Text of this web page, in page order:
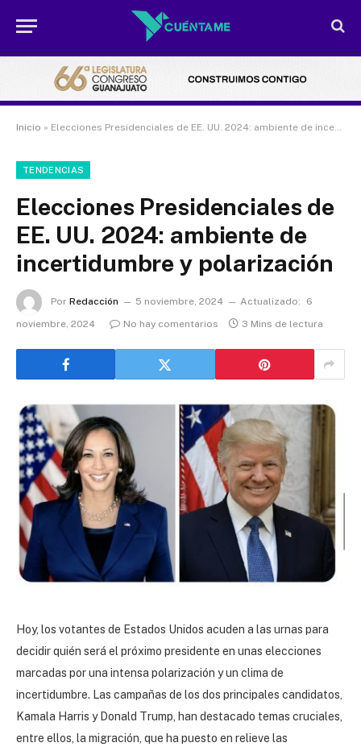
Inicio » Elecciones Presidenciales de EE. UU. 2024: ambiente de incertidumbre y polarización
TENDENCIAS
Elecciones Presidenciales de
EE. UU. 2024: ambiente de
incertidumbre y polarización
Por Redacción 5 noviembre, 2024 Actualizado:
6
noviembre, 2024
No hay comentarios 3 Mins de lectura
Hoy, los votantes de Estados Unidos acuden a las urnas para
decidir quién será el próximo presidente en unas elecciones
marcadas por una intensa polarización y un clima de
incertidumbre. Las campañas de los dos principales candidatos,
Kamala Harris y Donald Trump, han destacado temas cruciales,
entre ellos, la migración, que ha puesto en relieve las